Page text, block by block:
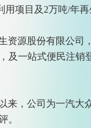
用项目及2万吨/年再
资源股份有限公司
及一站式便民注销
来，公司为一汽
。